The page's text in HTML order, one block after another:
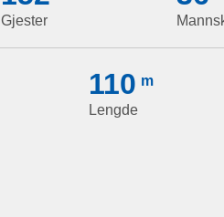
Gjester
Lengde
110 m